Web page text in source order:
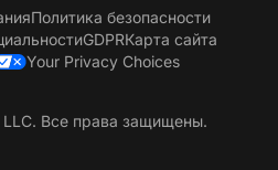
Политика безопасности
GDPRКарта сайта
Your Privacy Choices
Все права защищены.